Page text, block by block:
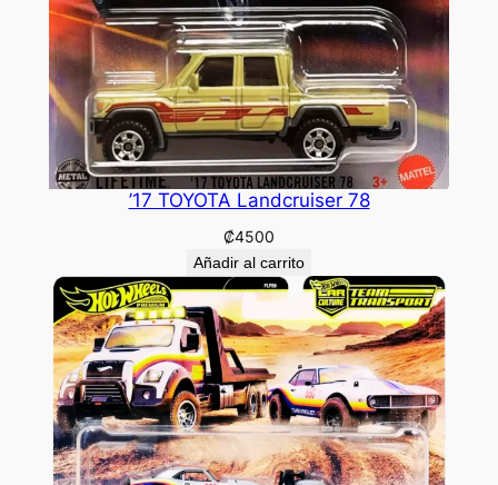
’17 TOYOTA Landcruiser 78
₡4500
Añadir al carrito